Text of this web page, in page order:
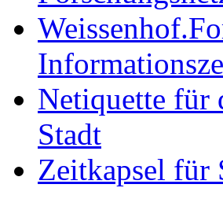
Netiquette für
Stadt
Zeitkapsel für